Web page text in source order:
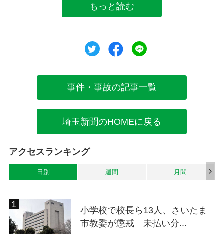
もっと読む
ツイートシェア
事件・事故の記事一覧
埼玉新聞のHOMEに戻る
アクセスランキング
日別 週間 月間
小学校で校長ら13人、さいたま
市教委が懲戒 未払い分...